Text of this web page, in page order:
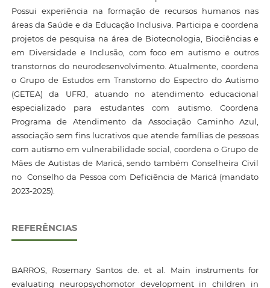
Possui experiência na formação de recursos humanos nas
áreas da Saúde e da Educação Inclusiva. Participa e coordena
projetos de pesquisa na área de Biotecnologia, Biociências e
em Diversidade e Inclusão, com foco em autismo e outros
transtornos do neurodesenvolvimento. Atualmente, coordena
o Grupo de Estudos em Transtorno do Espectro do Autismo
(GETEA) da UFRJ, atuando no atendimento educacional
especializado para estudantes com autismo. Coordena
Programa de Atendimento da Associação Caminho Azul,
associação sem fins lucrativos que atende famílias de pessoas
com autismo em vulnerabilidade social, coordena o Grupo de
Mães de Autistas de Maricá, sendo também Conselheira Civil
no Conselho da Pessoa com Deficiência de Maricá (mandato
2023-2025).
REFERÊNCIAS
BARROS, Rosemary Santos de. et al. Main instruments for
evaluating neuropsychomotor development in children in